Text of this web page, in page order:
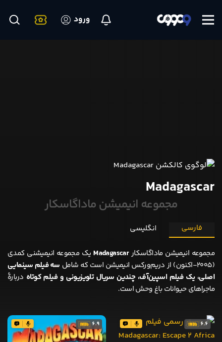
ورود
Madagascar
مجموعه انیمیشن ماداگاسکار
فارسی انگلیسی
مجموعه انیمیشن ماداگاسکارMadagascar یک مجموعه انیمیشنی کمدی
(۲۰۰۵-اکنون) از دریم‌ورکس انیمیشن است که شامل
سه فیلم سینمایی
اصلی، یک فیلم اسپین‌آف، چندین سریال تلویزیونی و فیلم کوتاه دربارهٔ
ماجراهای حیوانات باغ وحش است.
6.6
6.9